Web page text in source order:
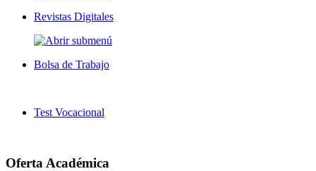
Revistas Digitales
Bolsa de Trabajo
Test Vocacional
Oferta Académica